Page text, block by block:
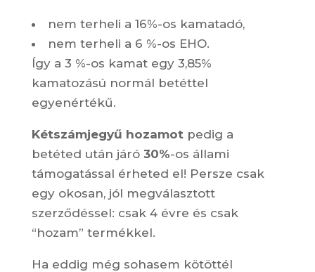
nem terheli a 16%-os kamatadó,
nem terheli a 6 %-os EHO.
Így a 3 %-os kamat egy 3,85%
kamatozású normál betéttel
egyenértékű.
Kétszámjegyű hozamotpedig a
betéted után járó 30%-os állami
támogatással érheted el! Persze csak
egy okosan, jól megválasztott
szerződéssel: csak 4 évre és csak
“hozam” termékkel.
Ha eddig még sohasem kötöttél